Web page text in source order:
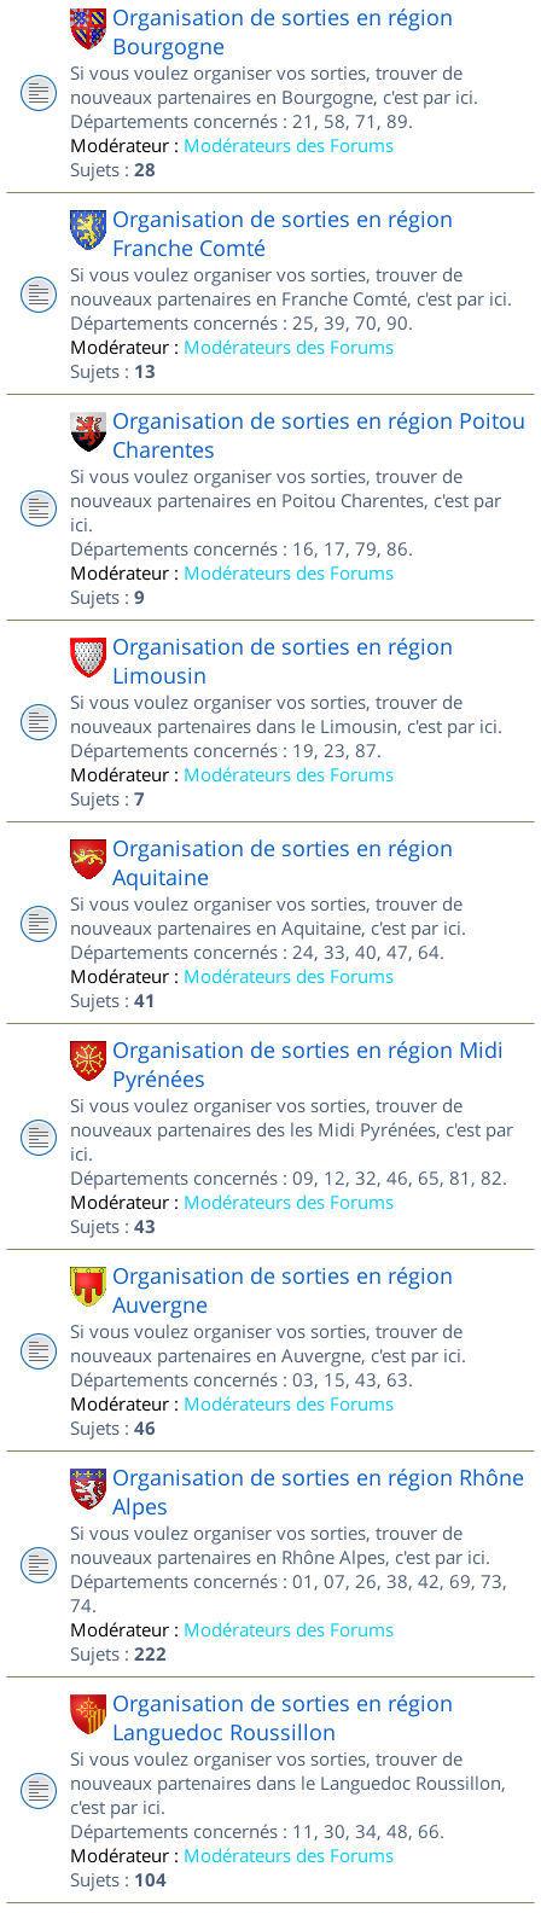
Organisation de sorties en région
Bourgogne
Si vous voulez organiser vos sorties, trouver de
nouveaux partenaires en Bourgogne, c'est par ici.
Départements concernés : 21, 58, 71, 89.
Modérateur : Modérateurs des Forums
Sujets : 28
Organisation de sorties en région
Franche Comté
Si vous voulez organiser vos sorties, trouver de
nouveaux partenaires en Franche Comté, c'est par ici.
Départements concernés : 25, 39, 70, 90.
Modérateur : Modérateurs des Forums
Sujets : 13
Organisation de sorties en région Poitou
Charentes
Si vous voulez organiser vos sorties, trouver de
nouveaux partenaires en Poitou Charentes, c'est par
ici.
Départements concernés : 16, 17, 79, 86.
Modérateur : Modérateurs des Forums
Sujets : 9
Organisation de sorties en région
Limousin
Si vous voulez organiser vos sorties, trouver de
nouveaux partenaires dans le Limousin, c'est par ici.
Départements concernés : 19, 23, 87.
Modérateur : Modérateurs des Forums
Sujets : 7
Organisation de sorties en région
Aquitaine
Si vous voulez organiser vos sorties, trouver de
nouveaux partenaires en Aquitaine, c'est par ici.
Départements concernés : 24, 33, 40, 47, 64.
Modérateur : Modérateurs des Forums
Sujets : 41
Organisation de sorties en région Midi
Pyrénées
Si vous voulez organiser vos sorties, trouver de
nouveaux partenaires des les Midi Pyrénées, c'est par
ici.
Départements concernés : 09, 12, 32, 46, 65, 81, 82.
Modérateur : Modérateurs des Forums
Sujets : 43
Organisation de sorties en région
Auvergne
Si vous voulez organiser vos sorties, trouver de
nouveaux partenaires en Auvergne, c'est par ici.
Départements concernés : 03, 15, 43, 63.
Modérateur : Modérateurs des Forums
Sujets : 46
Organisation de sorties en région Rhône
Alpes
Si vous voulez organiser vos sorties, trouver de
nouveaux partenaires en Rhône Alpes, c'est par ici.
Départements concernés : 01, 07, 26, 38, 42, 69, 73,
74.
Modérateur : Modérateurs des Forums
Sujets : 222
Organisation de sorties en région
Languedoc Roussillon
Si vous voulez organiser vos sorties, trouver de
nouveaux partenaires dans le Languedoc Roussillon,
c'est par ici.
Départements concernés : 11, 30, 34, 48, 66.
Modérateur : Modérateurs des Forums
Sujets : 104